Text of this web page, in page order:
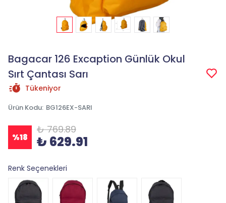
Bagacar 126 Excaption Günlük Okul
Sırt Çantası Sarı
Tükeniyor
Ürün Kodu: BG126EX-SARI
%18
₺ 769.89
₺ 629.91
Renk Seçenekleri